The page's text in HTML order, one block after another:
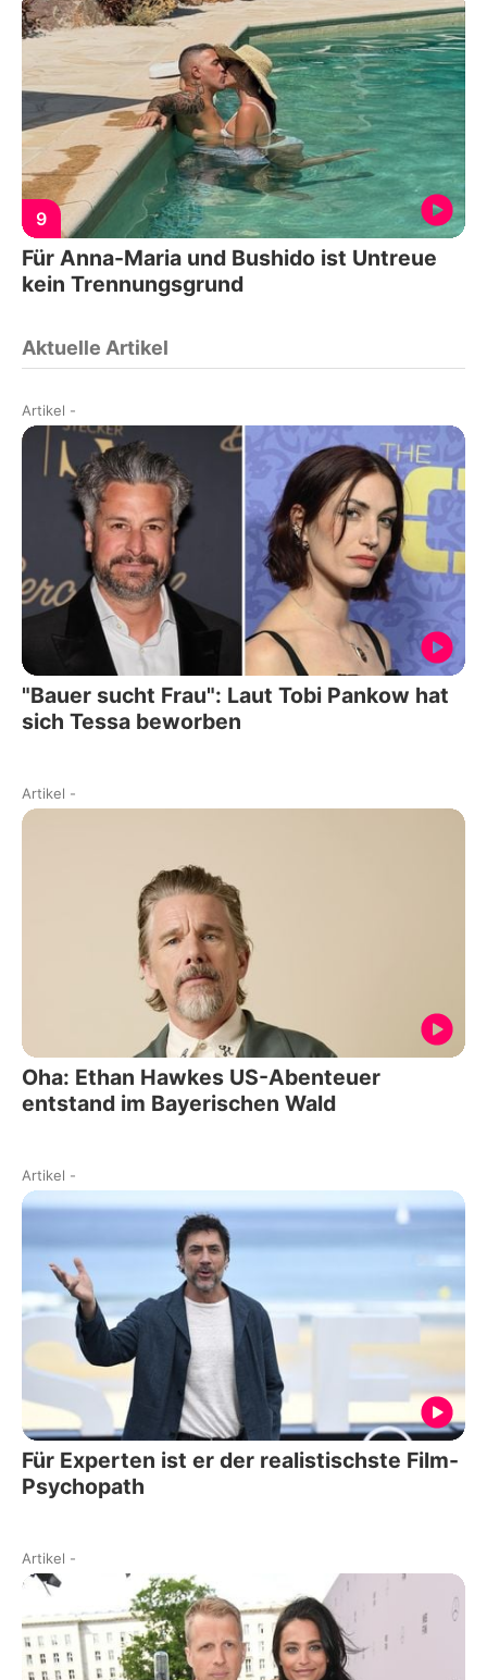
9
Für Anna-Maria und Bushido ist Untreue
kein Trennungsgrund
Aktuelle Artikel
Artikel -
"Bauer sucht Frau": Laut Tobi Pankow hat
sich Tessa beworben
Artikel -
Oha: Ethan Hawkes US-Abenteuer
entstand im Bayerischen Wald
Artikel -
Für Experten ist er der realistischste Film-
Psychopath
Artikel -